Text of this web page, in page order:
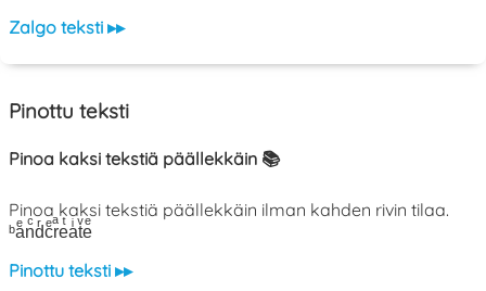
Zalgo teksti ▸▸
Pinottu teksti
Pinoa kaksi tekstiä päällekkäin 📚
Pinoa kaksi tekstiä päällekkäin ilman kahden rivin tilaa.
ᵇaͤnͨdͬcͤrͣeͭaͥtͮeͤ
Pinottu teksti ▸▸